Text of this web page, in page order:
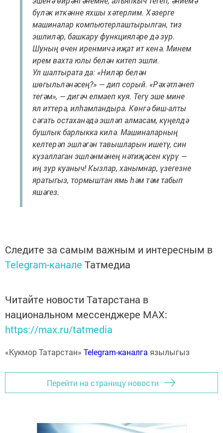
бүләк иткәнне яхшы хәтерлим. Хәзерге
машиналар компьютерлаштырылган, тиз
эшлиләр, башкару функцияләре дә зур.
Шуның өчен иренмичә иҗат ит кенә. Минем
ирем вахта юлы белән китеп эшли.
Ул шалтырата да: «Ниләр белән
шөгыльләнәсең?» — дип сорый. «Рәхәтләнеп
тегәм», — дигәч елмаеп куя. Тегү эше мине
ял иттерә, илһамландыра. Көнгә биш-алты
сәгать остаханәдә эшләп алмасам, күңелдә
бушлык барлыкка килә. Машиналарның
келтерәп эшләгән тавышларын ишетү, син
күзаллаган эшләнмәнең нәтиҗәсен күрү —
иң зур куаныч! Кызлар, ханымнар, үзегезне
яратыгыз, тормыштан ямь һәм тәм табып
яшәгез.
Следите за самым важным и интересным в
Telegram-канале Татмедиа
Читайте новости Татарстана в
национальном мессенджере MАХ:
https://max.ru/tatmedia
«Кукмор Татарстан» Telegram-каналга язылыгыз
Перейти на страницу новости